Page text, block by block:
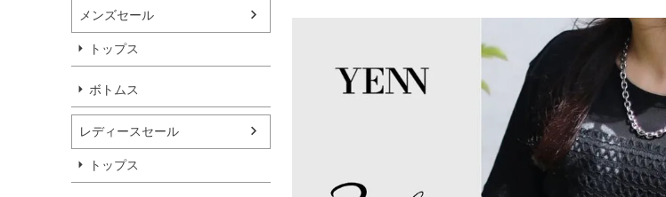
メンズセール
トップス
ボトムス
レディースセール
トップス